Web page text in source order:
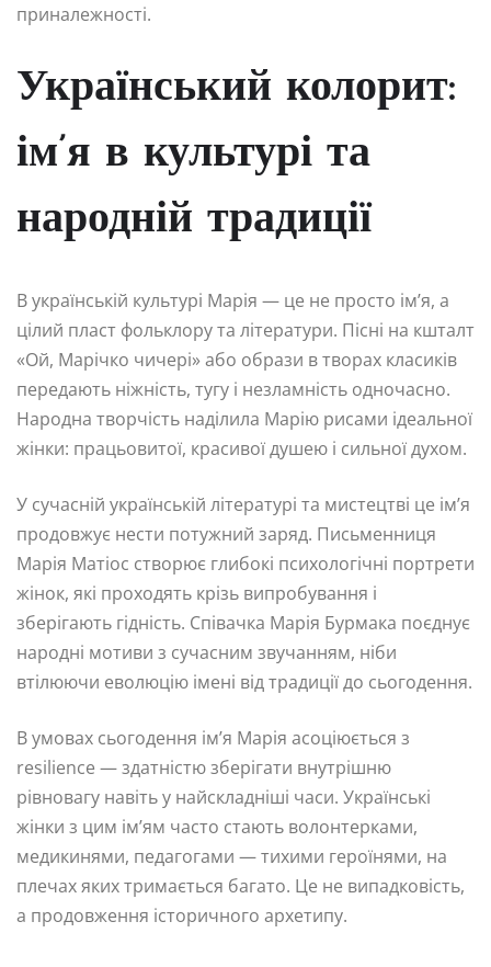
приналежності.
Український колорит:
ім’я в культурі та
народній традиції
В українській культурі Марія — це не просто ім’я, а
цілий пласт фольклору та літератури. Пісні на кшталт
«Ой, Марічко чичері» або образи в творах класиків
передають ніжність, тугу і незламність одночасно.
Народна творчість наділила Марію рисами ідеальної
жінки: працьовитої, красивої душею і сильної духом.
У сучасній українській літературі та мистецтві це ім’я
продовжує нести потужний заряд. Письменниця
Марія Матіос створює глибокі психологічні портрети
жінок, які проходять крізь випробування і
зберігають гідність. Співачка Марія Бурмака поєднує
народні мотиви з сучасним звучанням, ніби
втілюючи еволюцію імені від традиції до сьогодення.
В умовах сьогодення ім’я Марія асоціюється з
resilience — здатністю зберігати внутрішню
рівновагу навіть у найскладніші часи. Українські
жінки з цим ім’ям часто стають волонтерками,
медикинями, педагогами — тихими героїнями, на
плечах яких тримається багато. Це не випадковість,
а продовження історичного архетипу.